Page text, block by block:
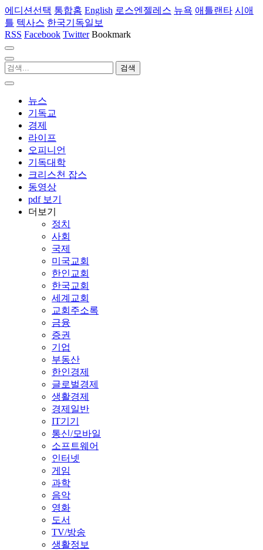
에디션선택 통합홈 English 로스엔젤레스 뉴욕 애틀랜타 시애
틀 텍사스 한국기독일보
RSS Facebook Twitter Bookmark
뉴스
기독교
경제
라이프
오피니언
기독대학
크리스천 잡스
동영상
pdf 보기
더보기
정치
사회
국제
미국교회
한인교회
한국교회
세계교회
교회주소록
금융
증권
기업
부동산
한인경제
글로벌경제
생활경제
경제일반
IT기기
통신/모바일
소프트웨어
인터넷
게임
과학
음악
영화
도서
TV/방송
생활정보